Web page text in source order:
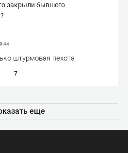
закрыли бывшего
штурмовая пехота
7
еще